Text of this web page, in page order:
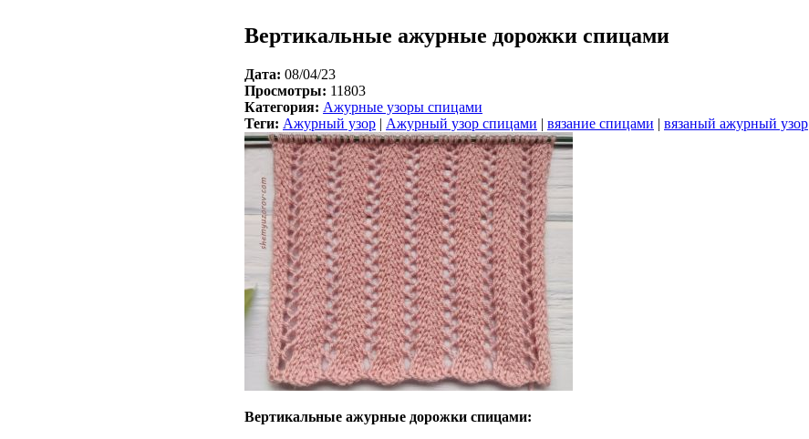
Вертикальные ажурные дорожки спицами
Дата: 08/04/23
Просмотры: 11803
Категория: Ажурные узоры спицами
Теги: Ажурный узор | Ажурный узор спицами | вязание спицами | вязаный ажурный узор
Вертикальные ажурные дорожки спицами: